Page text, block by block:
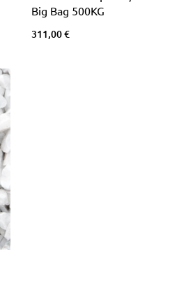
Big Bag 500KG
311,00 €